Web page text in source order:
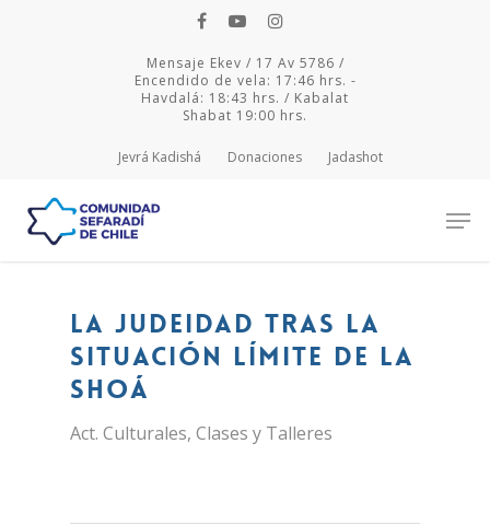
Mensaje Ekev / 17 Av 5786 /
Encendido de vela: 17:46 hrs. -
Havdalá: 18:43 hrs. / Kabalat
Shabat 19:00 hrs.
Jevrá Kadishá Donaciones Jadashot
Hit enter to search or ESC to close
La judeidad tras la
situación límite de la
Shoá
Act. Culturales, Clases y Talleres